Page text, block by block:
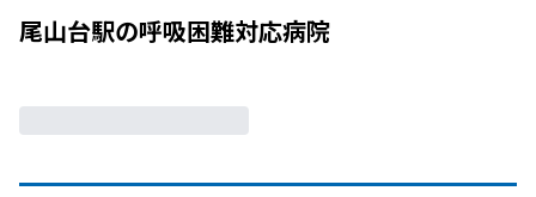
尾山台駅の呼吸困難対応病院